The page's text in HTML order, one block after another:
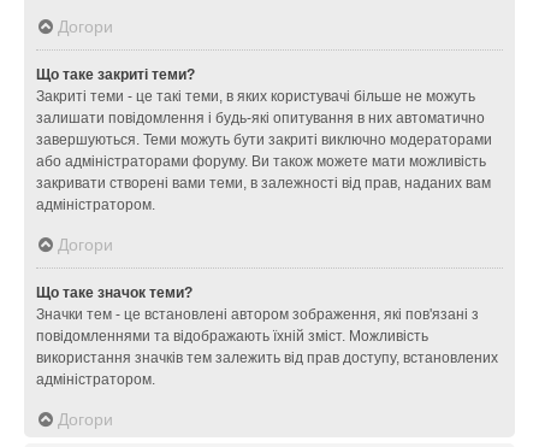
Догори
Що таке закриті теми?
Закриті теми - це такі теми, в яких користувачі більше не можуть
залишати повідомлення і будь-які опитування в них автоматично
завершуються. Теми можуть бути закриті виключно модераторами
або адміністраторами форуму. Ви також можете мати можливість
закривати створені вами теми, в залежності від прав, наданих вам
адміністратором.
Догори
Що таке значок теми?
Значки тем - це встановлені автором зображення, які пов'язані з
повідомленнями та відображають їхній зміст. Можливість
використання значків тем залежить від прав доступу, встановлених
адміністратором.
Догори